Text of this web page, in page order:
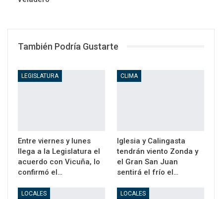
También Podría Gustarte
LEGISLATURA
Entre viernes y lunes
llega a la Legislatura el
acuerdo con Vicuña, lo
confirmó el…
CLIMA
Iglesia y Calingasta
tendrán viento Zonda y
el Gran San Juan
sentirá el frío el…
LOCALES LOCALES